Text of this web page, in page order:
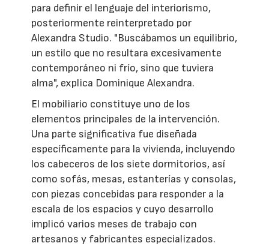
para definir el lenguaje del interiorismo,
posteriormente reinterpretado por
Alexandra Studio. "Buscábamos un equilibrio,
un estilo que no resultara excesivamente
contemporáneo ni frío, sino que tuviera
alma", explica Dominique Alexandra.
El mobiliario constituye uno de los
elementos principales de la intervención.
Una parte significativa fue diseñada
específicamente para la vivienda, incluyendo
los cabeceros de los siete dormitorios, así
como sofás, mesas, estanterías y consolas,
con piezas concebidas para responder a la
escala de los espacios y cuyo desarrollo
implicó varios meses de trabajo con
artesanos y fabricantes especializados.